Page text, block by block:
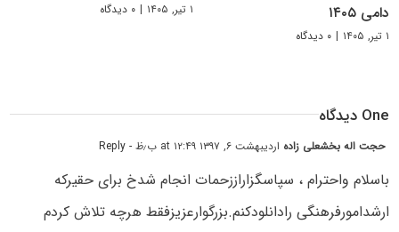
دامی ۱۴۰۵
۱ تیر, ۱۴۰۵ | ۰ دیدگاه
۱ تیر, ۱۴۰۵ | ۰ دیدگاه
One دیدگاه
حجت اله بخشعلی زاده اردیبهشت ۶, ۱۳۹۷ at ۱۲:۴۹ ب٫ظ - Reply
باسلام واحترام ، سپاسگزاراززحمات انجام شدخ برای حقیرکه
ارشدامورفرهنگی رادانلودکنم.بزرگوارعزیزفقط هرچه تلاش کردم